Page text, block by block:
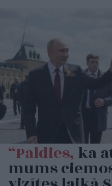
“Paldies, ka
mums